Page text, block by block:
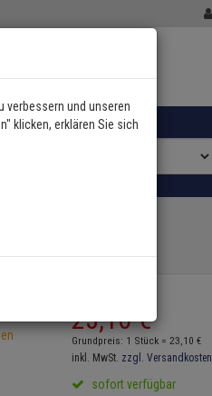
23,10 €
Grundpreis: 1 Stück = 23,10 €
inkl. MwSt. zzgl. Versandkosten
sofort verfügbar
verbessern und unseren
klicken, erklären Sie sich